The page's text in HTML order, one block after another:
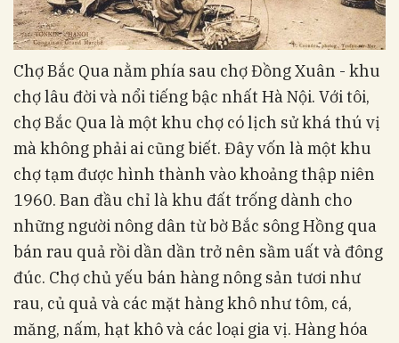
Chợ Bắc Qua nằm phía sau chợ Đồng Xuân - khu
chợ lâu đời và nổi tiếng bậc nhất Hà Nội. Với tôi,
chợ Bắc Qua là một khu chợ có lịch sử khá thú vị
mà không phải ai cũng biết. Đây vốn là một khu
chợ tạm được hình thành vào khoảng thập niên
1960. Ban đầu chỉ là khu đất trống dành cho
những người nông dân từ bờ Bắc sông Hồng qua
bán rau quả rồi dần dần trở nên sầm uất và đông
đúc. Chợ chủ yếu bán hàng nông sản tươi như
rau, củ quả và các mặt hàng khô như tôm, cá,
măng, nấm, hạt khô và các loại gia vị. Hàng hóa